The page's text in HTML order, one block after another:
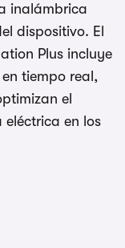
inalámbrica
dispositivo. El
Plus incluye
tiempo real,
el
eléctrica en los